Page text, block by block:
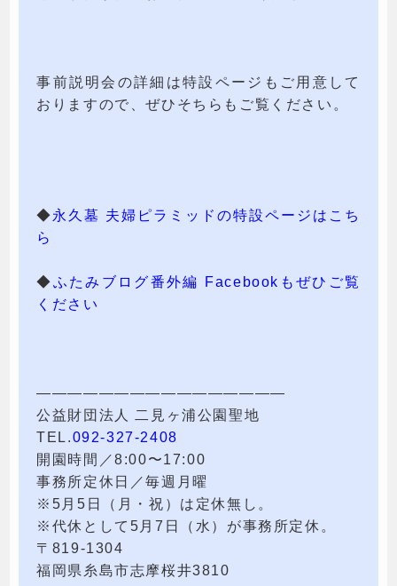
事前説明会の詳細は特設ページもご用意して
おりますので、ぜひそちらもご覧ください。
◆永久墓 夫婦ピラミッドの特設ページはこち
ら
◆ふたみブログ番外編 Facebookもぜひご覧
ください
————————————————
公益財団法人 二見ヶ浦公園聖地
TEL.092-327-2408
開園時間／8:00〜17:00
事務所定休日／毎週月曜
※5月5日（月・祝）は定休無し。
※代休として5月7日（水）が事務所定休。
〒819-1304
福岡県糸島市志摩桜井3810